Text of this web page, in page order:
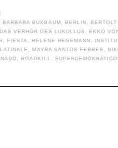
BARBARA BUXBAUM BERLIN
DAS VERHÖR DES LUKULLUS EKKO
FIESTA HELENE HEGEMANN
LATINALE MAYRA SANTOS FEBRES
ROADKILL